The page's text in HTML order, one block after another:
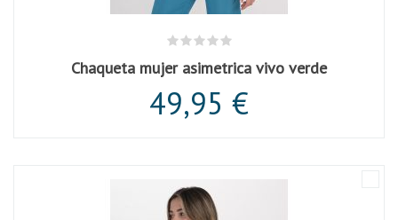
Chaqueta mujer asimetrica vivo verde
49,95 €